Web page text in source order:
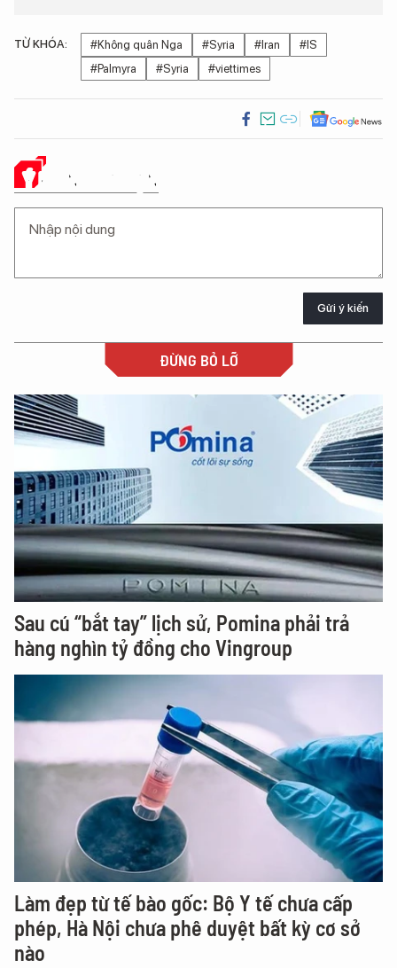
TỪ KHÓA: #Không quân Nga #Syria #Iran
#IS
#Palmyra
#Syria #viettimes
Ý KIẾN CỦA BẠN
Gửi ý kiến
ĐỪNG BỎ LỠ
Sau cú “bắt tay” lịch sử, Pomina phải trả
hàng nghìn tỷ đồng cho Vingroup
Làm đẹp từ tế bào gốc: Bộ Y tế chưa cấp
phép, Hà Nội chưa phê duyệt bất kỳ cơ sở
nào